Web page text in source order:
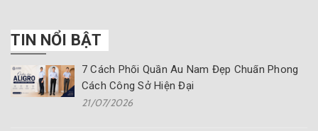
TIN NỔI BẬT
7 Cách Phối Quần Âu Nam Đẹp Chuẩn Phong
Cách Công Sở Hiện Đại
21/07/2026